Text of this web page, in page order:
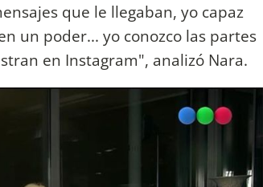
que le llegaban, yo capaz
un poder... yo conozco las partes
en Instagram", analizó Nara.